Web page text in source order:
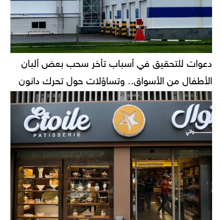
دعوات للتحقيق في أسباب تأخر سحب بعض ألبان
الأطفال من الأسواق.. وتساؤلات حول تحرك دانون